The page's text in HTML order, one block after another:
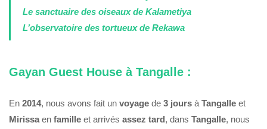
Le sanctuaire des oiseaux de Kalametiya
L’observatoire des tortueux de Rekawa
Gayan Guest House à Tangalle :
En 2014, nous avons fait un voyage de 3 jours à Tangalle et
Mirissa en famille et arrivés assez tard, dans Tangalle, nous